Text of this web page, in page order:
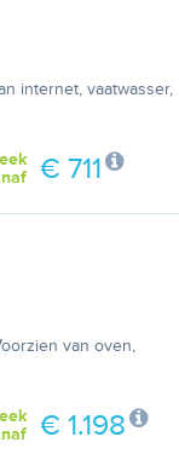
internet, vaatwasser,
€ 711
van oven,
€ 1.198